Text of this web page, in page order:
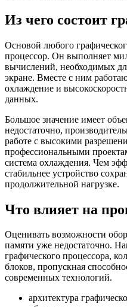
Из чего состоит
Основой любого
процессор. Он выполняет
вычислений, необходимых
экране. Вместе с ним
охлаждение и
данных.
Большое значение имеет
недостаточно,
работе с высокими
профессиональными
система охлаждения. Чем
стабильнее устройство
продолжительной нагрузке.
Что влияет на
Оценивать возможности
памяти уже недостаточно.
графического процессора,
блоков, пропускная
современных технологий.
архитектура